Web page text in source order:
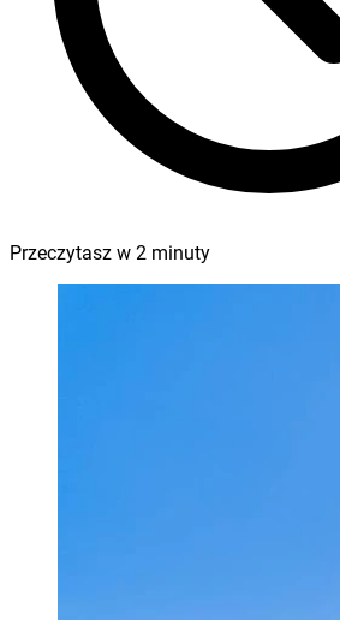
Przeczytasz w 2 minuty